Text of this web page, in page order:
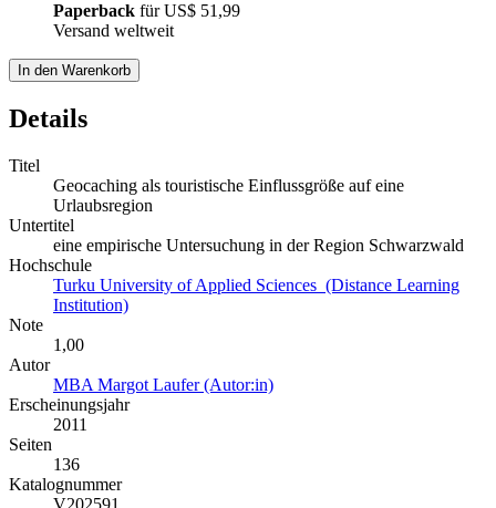
Paperback fürUS$ 51,99
Versand weltweit
In den Warenkorb
Details
Titel
Geocaching als touristische Einflussgröße auf eine
Urlaubsregion
Untertitel
eine empirische Untersuchung in der Region Schwarzwald
Hochschule
Turku University of Applied Sciences (Distance Learning
Institution)
Note
1,00
Autor
MBA Margot Laufer (Autor:in)
Erscheinungsjahr
2011
Seiten
136
Katalognummer
V202591